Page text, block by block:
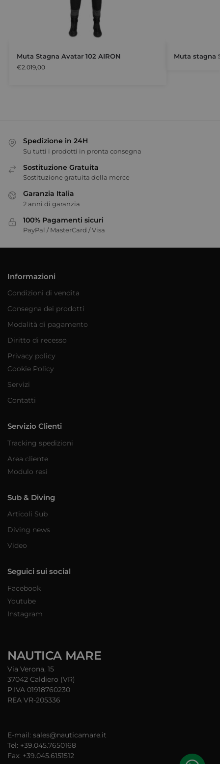
Muta Stagna Avatar 102 AIRON
€2.019,00
Muta stagna
Spedizione in 24H
Su tutti i prodotti in pronta consegna
Sostituzione Gratuita
Sostituzione gratuita della merce
Garanzia Italia
2 anni di garanzia
100% Pagamenti sicuri
PayPal / MasterCard / Visa
Informazioni
Condizioni di vendita
Consegna dei prodotti
Modalità di pagamento
Diritto di recesso
Privacy policy
Cookie Policy
Servizi
Contatti
Servizio Clienti
Tracking spedizioni
Area cliente
Modulo resi
Sub & Diving
Articoli Sub
Diving news
Video
Seguici sui social
Facebook
Youtube
Instagram
NAUTICA MARE
Via Verona, 15
37042 Caldiero (VR)
P.IVA 01918760230
REA VR-205336
E-mail: sales@nauticamare.it
Tel: +39.045.7650168
Fax: +39.045.6151512